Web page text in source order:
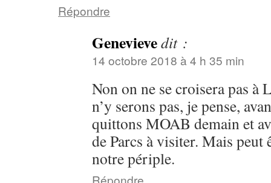
Répondre
Genevievedit :
14 octobre 2018 à 4 h 35 min
Non on ne se croisera pas à
n’y serons pas, je pense,
quittons MOAB demain et
de Parcs à visiter. Mais peut
notre périple.
Répondre